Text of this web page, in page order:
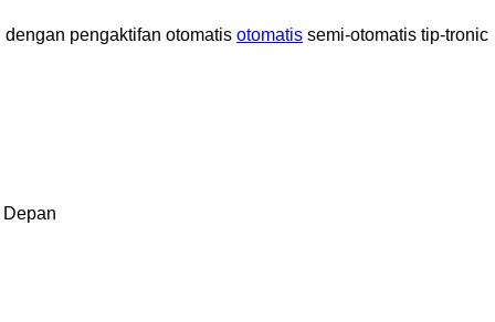
dengan pengaktifan otomatis otomatis semi-otomatis tip-tronic